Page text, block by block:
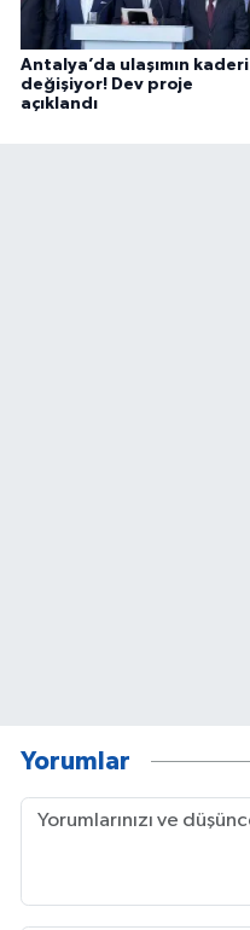
Antalya’da ulaşımın kaderi
değişiyor! Dev proje
açıklandı
Yorumlar